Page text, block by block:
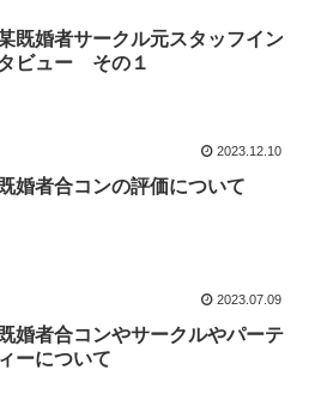
既婚者サークル元スタッフイン
ビュー その１
2023.12.10
既婚者合コンの評価について
2023.07.09
既婚者合コンやサークルやパーテ
ィーについて